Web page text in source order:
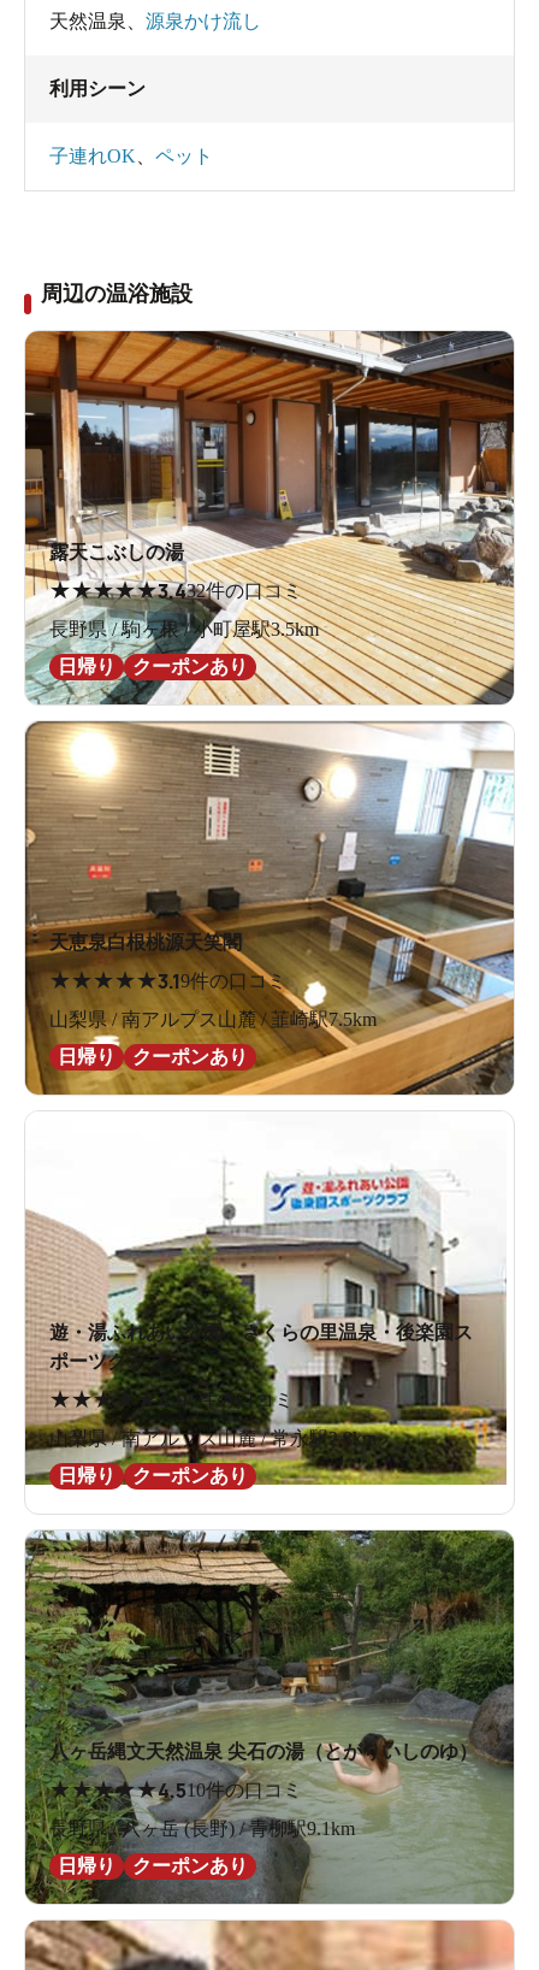
天然温泉 源泉かけ流し
利用シーン
子連れOK ペット
周辺の温浴施設
露天こぶしの湯
★★★★★3.432件の口コミ
長野県 / 駒ヶ根 / 小町屋駅3.5km
日帰り
クーポンあり
天恵泉白根桃源天笑閣
★★★★★3.19件の口コミ
山梨県 / 南アルプス山麓 / 韮崎駅7.5km
日帰り
クーポンあり
遊・湯ふれあい公園 さくらの里温泉・後楽園ス
ポーツクラブ
★★★★★4.06件の口コミ
山梨県 / 南アルプス山麓 / 常永駅2.8km
日帰り
クーポンあり
八ヶ岳縄文天然温泉 尖石の湯（とがりいしのゆ）
★★★★★4.510件の口コミ
長野県 / 八ヶ岳 (長野) / 青柳駅9.1km
日帰り
クーポンあり